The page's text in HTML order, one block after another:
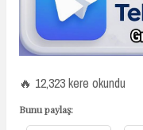
🔥 12,323 kere okundu
Bunu paylaş: